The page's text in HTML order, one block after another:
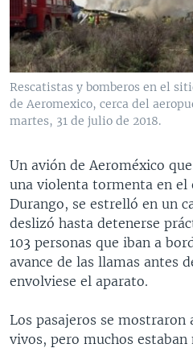
VENEZUELA
BRASIL
NICARAGUA
ECONOMÍA
ENTRETENIMIENTO Y
TECNOLOGÍA
DEPORTES
CIENCIA Y SALUD
MULTIMEDIA
VIDEOS
FOTOGRAFÍA
AUDIOS
PROGRAMAS TV
EL MUNDO AL DÍA
FORO INTERAMERICANO
VISIÓN 360
LAS CLAVES
PANORAMA
RADIO
AVANCE INFORMATIVO
AUDIONOTICIAS
BUENOS DÍAS AMÉRICA
ESTADOS UNIDOS AL DÍA
EL MUNDO AL DÍA [RADIO]
FORO [RADIO]
DEPORTIVO INTERNACIONAL
ENTRETENIMIENTO
DIRECT
DOCUMENTALES DE LA VOA
Learning English
SÍGANOS
Rescatistas y bomberos en el
de Aeromexico, cerca del
martes, 31 de julio de 2018.
Un avión de Aeroméxico
una violenta tormenta en el
Durango, se estrelló en un
deslizó hasta detenerse
103 personas que iban a
avance de las llamas antes
envolviese el aparato.
Los pasajeros se mostraron
vivos, pero muchos